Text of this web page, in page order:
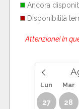
Ancora
Disponibilità
Attenzione! In
Lun Mar
27 28